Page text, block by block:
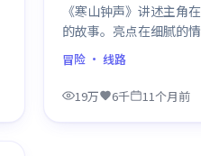
《寒山钟声》讲述主角
的故事。亮点在细腻的
作戏比例平衡，节奏舒服
冒险· 线路
19万 6千 11个月前